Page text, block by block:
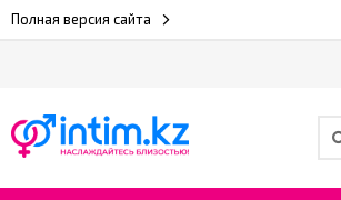
Полная версия сайта